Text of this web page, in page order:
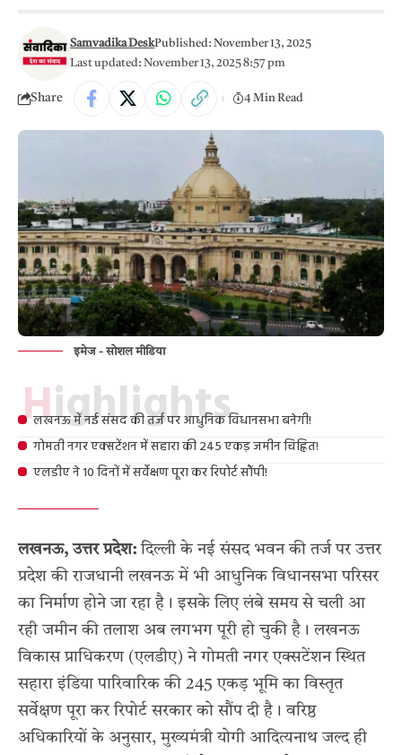
Last updated: November 13, 2025 8:57 pm
Samvadika DeskPublished: November 13, 2025
Share 4 Min Read
इमेज - सोशल मीडिया
Highlights
लखनऊ में नई संसद की तर्ज पर आधुनिक विधानसभा बनेगी!
गोमती नगर एक्सटेंशन में सहारा की 245 एकड़ जमीन चिह्नित!
एलडीए ने 10 दिनों में सर्वेक्षण पूरा कर रिपोर्ट सौंपी!
लखनऊ, उत्तर प्रदेश: दिल्ली के नई संसद भवन की तर्ज पर उत्तर
प्रदेश की राजधानी लखनऊ में भी आधुनिक विधानसभा परिसर
का निर्माण होने जा रहा है। इसके लिए लंबे समय से चली आ
रही जमीन की तलाश अब लगभग पूरी हो चुकी है। लखनऊ
विकास प्राधिकरण (एलडीए) ने गोमती नगर एक्सटेंशन स्थित
सहारा इंडिया पारिवारिक की 245 एकड़ भूमि का विस्तृत
सर्वेक्षण पूरा कर रिपोर्ट सरकार को सौंप दी है। वरिष्ठ
अधिकारियों के अनुसार, मुख्यमंत्री योगी आदित्यनाथ जल्द ही